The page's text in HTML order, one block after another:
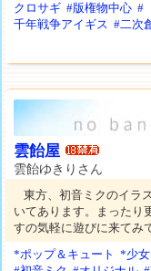
クロサギ #版権物中心 #
千年戦争アイギス #二次
雲飴屋
雲飴ゆきりさん
東方、初音ミクのイラ
いてあります。まったり
すの気軽に遊びに来てみ
*ポップ＆キュート
*少女